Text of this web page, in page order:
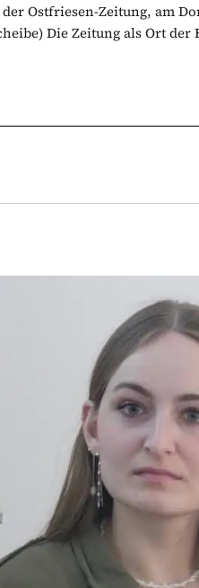
Ostfriesen-Zeitung, am
Die Zeitung als Ort der